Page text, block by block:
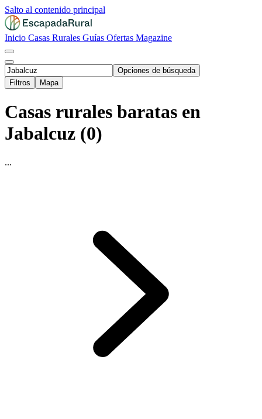
Salto al contenido principal
Inicio Casas Rurales Guías Ofertas Magazine
Opciones de búsqueda
Filtros
Mapa
Casas rurales baratas en
Jabalcuz (0)
...